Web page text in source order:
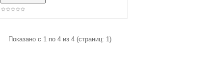
Показано с 1 по 4 из 4 (страниц: 1)